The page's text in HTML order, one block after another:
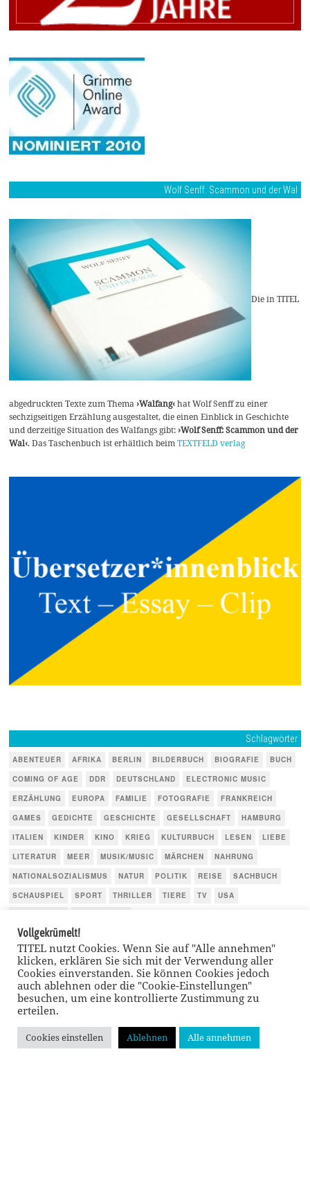
Wolf Senff: Scammon und der Wal
Die in TITEL
abgedruckten Texte zum Thema›Walfang‹hat Wolf Senff zu einer
sechzigseitigen Erzählung ausgestaltet, die einen Einblick in Geschichte
und derzeitige Situation des Walfangs gibt:›Wolf Senff: Scammon und der
Wal‹. Das Taschenbuch ist erhältlich beimTEXTFELD verlag
Schlagwörter
ABENTEUER AFRIKA BERLIN BILDERBUCH BIOGRAFIE
BUCH
COMING OF AGE
DDR DEUTSCHLAND
ELECTRONIC MUSIC
ERZÄHLUNG
EUROPA FAMILIE FOTOGRAFIE
FRANKREICH
GAMES
GEDICHTE GESCHICHTE GESELLSCHAFT
HAMBURG
ITALIEN
KINDER KINO KRIEG KULTURBUCH LESEN
LIEBE
LITERATUR
MEER MUSIK/MUSIC MÄRCHEN
NAHRUNG
NATIONALSOZIALISMUS
NATUR POLITIK REISE
SACHBUCH
SCHAUSPIEL
SPORT THRILLER TIERE TV
USA
Vollgekrümelt!
TITEL nutzt Cookies. Wenn Sie auf "Alle annehmen"
klicken, erklären Sie sich mit der Verwendung aller
Cookies einverstanden. Sie können Cookies jedoch
auch ablehnen oder die "Cookie-Einstellungen"
besuchen, um eine kontrollierte Zustimmung zu
erteilen.
Cookies einstellen Ablehnen Alle annehmen